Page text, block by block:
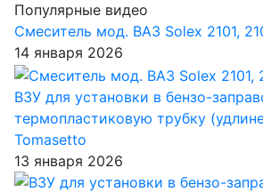
Популярные видео
Смеситель мод. ВАЗ Solex 2101,
14 января 2026
ВЗУ для установки в бензо-
термопластиковую трубку
Tomasetto
13 января 2026